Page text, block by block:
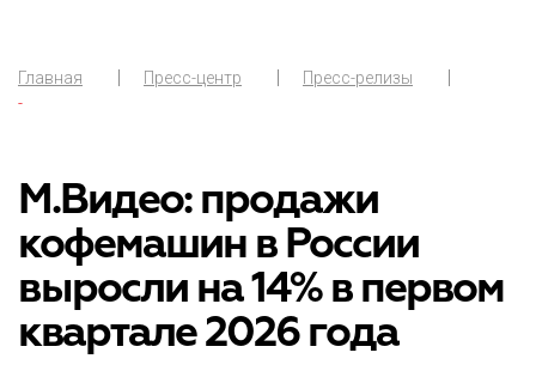
Главная Пресс-центр
Пресс-релизы
-
М.Видео: продажи
кофемашин в России
выросли на 14% в первом
квартале 2026 года